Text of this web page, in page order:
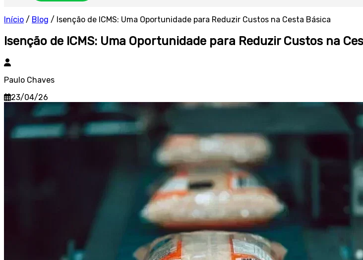
Início / Blog / Isenção de ICMS: Uma Oportunidade para Reduzir Custos na Cesta Básica
Isenção de ICMS: Uma Oportunidade para Reduzir Custos na
Paulo Chaves
23/04/26